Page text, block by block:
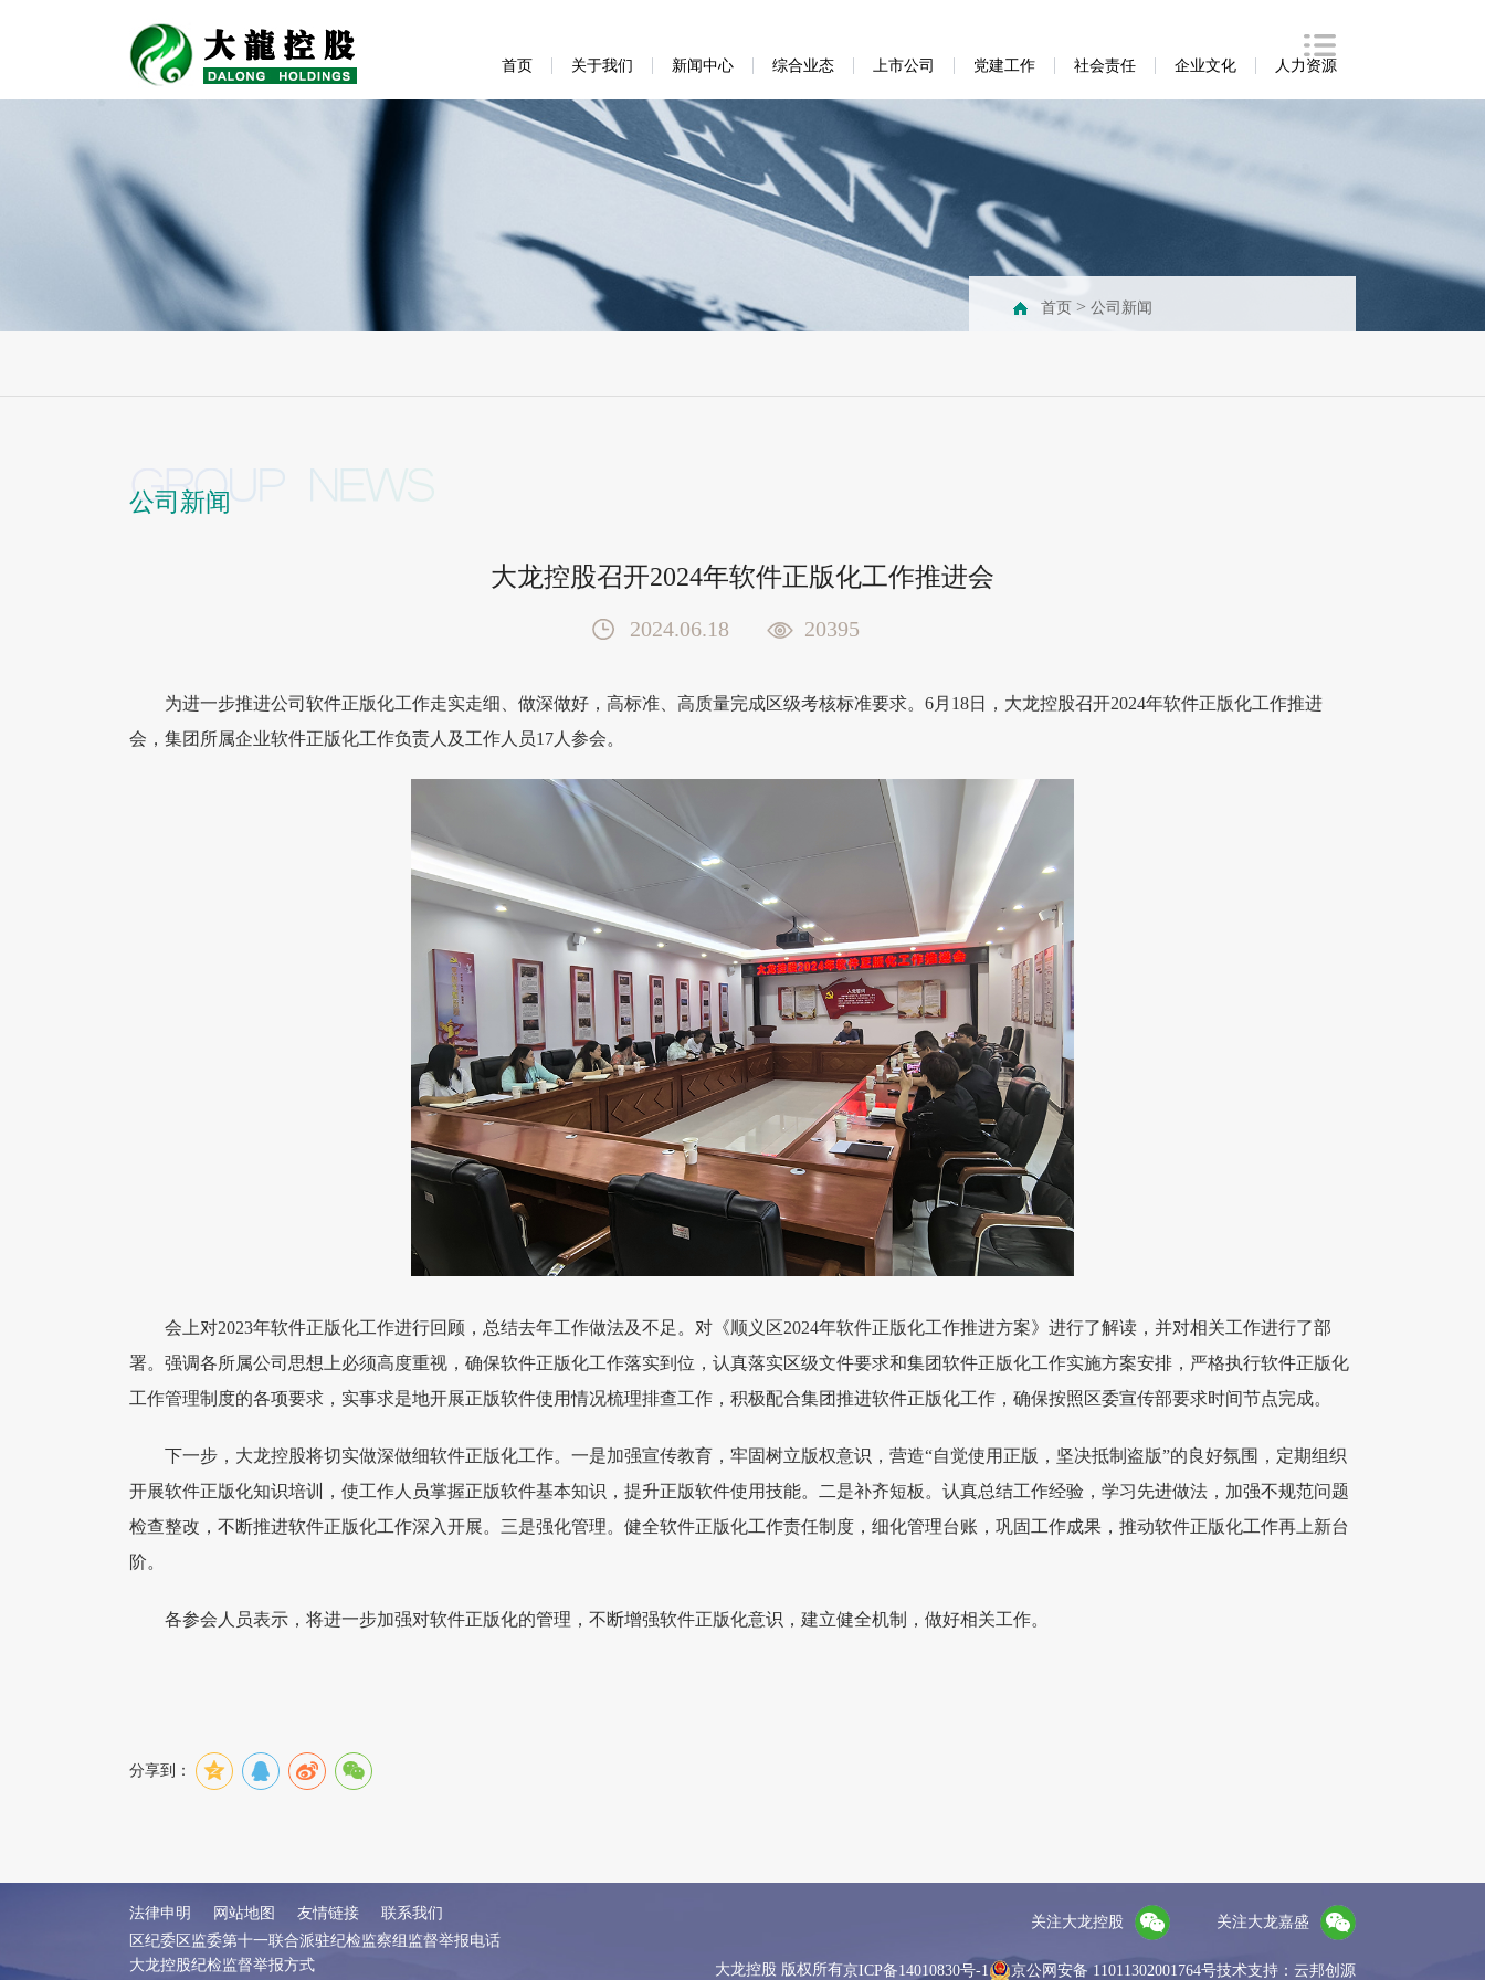
首页 关于我们 新闻中心 综合业态 上市公司 党建工作 社会责任 企业文化 人力资源
首页 > 公司新闻
公司新闻
大龙控股召开2024年软件正版化工作推进会
2024.06.18 20395
为进一步推进公司软件正版化工作走实走细、做深做好，高标准、高质量完成区级考核标准要求。6月18日，大龙控股召开2024年软件正版化工作推进
会，集团所属企业软件正版化工作负责人及工作人员17人参会。
会上对2023年软件正版化工作进行回顾，总结去年工作做法及不足。对《顺义区2024年软件正版化工作推进方案》进行了解读，并对相关工作进行了部
署。强调各所属公司思想上必须高度重视，确保软件正版化工作落实到位，认真落实区级文件要求和集团软件正版化工作实施方案安排，严格执行软件正版化
工作管理制度的各项要求，实事求是地开展正版软件使用情况梳理排查工作，积极配合集团推进软件正版化工作，确保按照区委宣传部要求时间节点完成。
下一步，大龙控股将切实做深做细软件正版化工作。一是加强宣传教育，牢固树立版权意识，营造“自觉使用正版，坚决抵制盗版”的良好氛围，定期组织
开展软件正版化知识培训，使工作人员掌握正版软件基本知识，提升正版软件使用技能。二是补齐短板。认真总结工作经验，学习先进做法，加强不规范问题
检查整改，不断推进软件正版化工作深入开展。三是强化管理。健全软件正版化工作责任制度，细化管理台账，巩固工作成果，推动软件正版化工作再上新台
阶。
各参会人员表示，将进一步加强对软件正版化的管理，不断增强软件正版化意识，建立健全机制，做好相关工作。
分享到：
法律申明 网站地图 友情链接 联系我们
关注大龙嘉盛
关注大龙控股
大龙控股 版权所有京ICP备14010830号-1 京公网安备 11011302001764号技术支持：云邦创源
区纪委区监委第十一联合派驻纪检监察组监督举报电话
大龙控股纪检监督举报方式